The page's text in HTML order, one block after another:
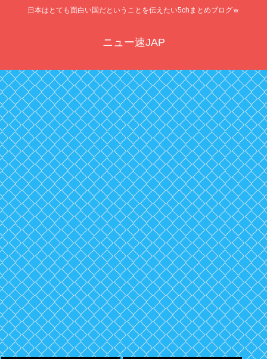
日本はとても面白い国だということを伝えたい5chまとめブログｗ
ニュー速JAP